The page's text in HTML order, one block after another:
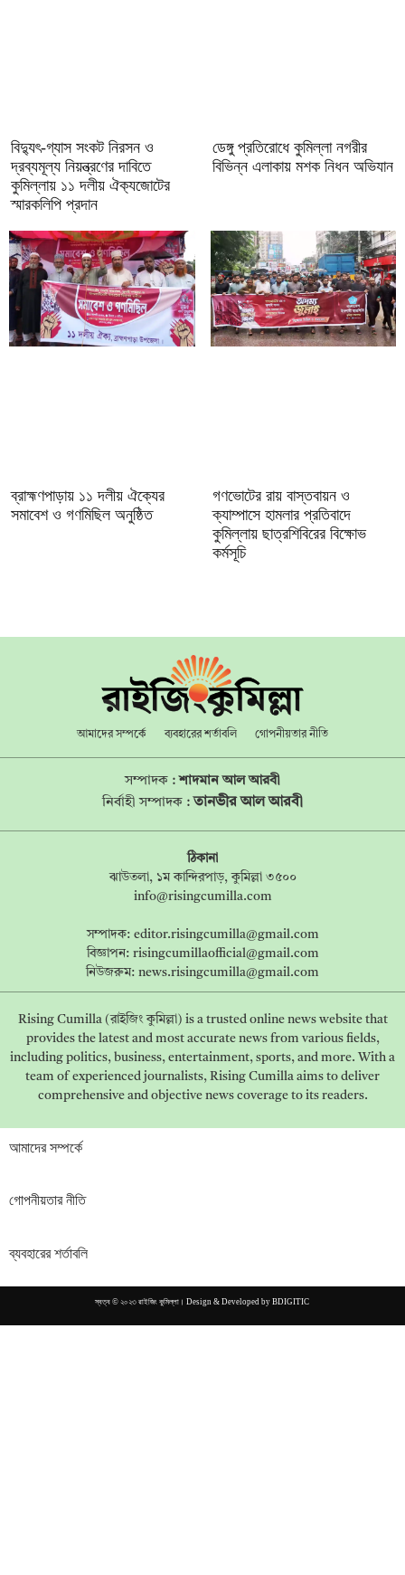
‎বিদ্যুৎ-গ্যাস সংকট নিরসন ও
দ্রব্যমূল্য নিয়ন্ত্রণের দাবিতে
কুমিল্লায় ১১ দলীয় ঐক‍্যজোটের
স্মারকলিপি প্রদান
ডেঙ্গু প্রতিরোধে কুমিল্লা নগরীর
বিভিন্ন এলাকায় মশক নিধন অভিযান
‎ব্রাহ্মণপাড়ায় ১১ দলীয় ঐক্যের
সমাবেশ ও গণমিছিল অনুষ্ঠিত
গণভোটের রায় বাস্তবায়ন ও
ক্যাম্পাসে হামলার প্রতিবাদে
কুমিল্লায় ছাত্রশিবিরের বিক্ষোভ
কর্মসূচি
আমাদের সম্পর্কে ব্যবহারের শর্তাবলি গোপনীয়তার নীতি
সম্পাদক :শাদমান আল আরবী
নির্বাহী সম্পাদক :তানভীর আল আরবী
ঠিকানা
ঝাউতলা, ১ম কান্দিরপাড়, কুমিল্লা ৩৫০০
info@risingcumilla.com
সম্পাদক: editor.risingcumilla@gmail.com
বিজ্ঞাপন: risingcumillaofficial@gmail.com
নিউজরুম: news.risingcumilla@gmail.com
Rising Cumilla (রাইজিং কুমিল্লা) is a trusted online news website that
provides the latest and most accurate news from various fields,
including politics, business, entertainment, sports, and more. With a
team of experienced journalists, Rising Cumilla aims to deliver
comprehensive and objective news coverage to its readers.
আমাদের সম্পর্কে
গোপনীয়তার নীতি
ব্যবহারের শর্তাবলি
স্বত্ব © ২০২৩ রাইজিং কুমিল্লা। Design & Developed by BDIGITIC